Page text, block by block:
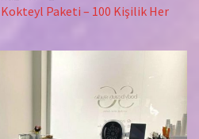
Kokteyl Paketi – 100 Kişilik Her